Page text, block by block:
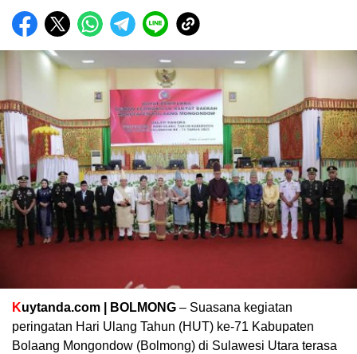
Kuytanda.com | BOLMONG – Suasana kegiatan
peringatan Hari Ulang Tahun (HUT) ke-71 Kabupaten
Bolaang Mongondow (Bolmong) di Sulawesi Utara terasa